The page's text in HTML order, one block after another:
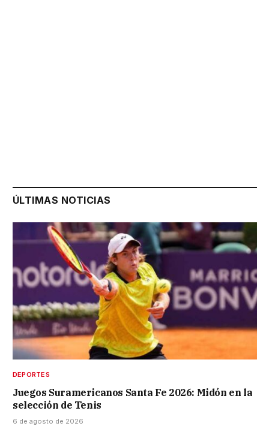
ÚLTIMAS NOTICIAS
DEPORTES
Juegos Suramericanos Santa Fe 2026: Midón en la
selección de Tenis
6 de agosto de 2026